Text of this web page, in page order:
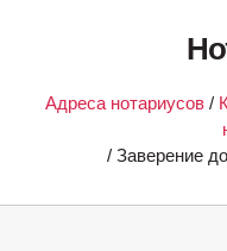
Адреса нотариусов/
/ Заверение